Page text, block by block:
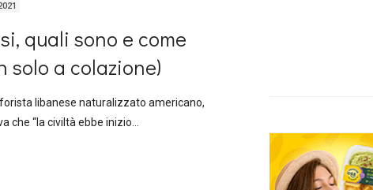
quali sono e come
solo a colazione)
libanese naturalizzato americano,
che “la civiltà ebbe inizio…